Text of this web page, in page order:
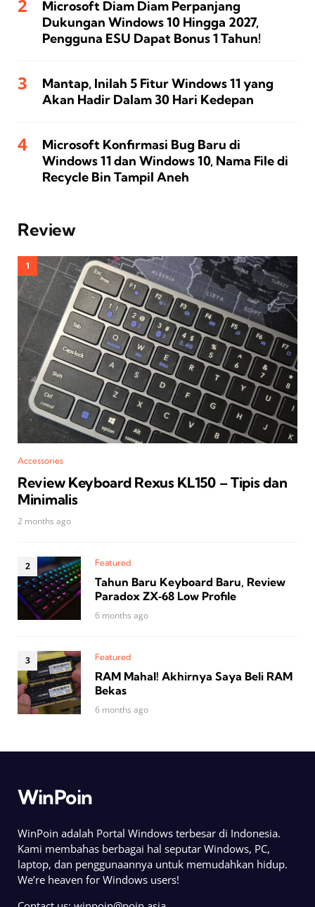
Microsoft Diam Diam Perpanjang
Dukungan Windows 10 Hingga 2027,
Pengguna ESU Dapat Bonus 1 Tahun!
Mantap, Inilah 5 Fitur Windows 11 yang
Akan Hadir Dalam 30 Hari Kedepan
Microsoft Konfirmasi Bug Baru di
Windows 11 dan Windows 10, Nama File di
Recycle Bin Tampil Aneh
Review
Accessories
Review Keyboard Rexus KL150 – Tipis dan
Minimalis
2 months ago
Featured
Tahun Baru Keyboard Baru, Review
Paradox ZX‑68 Low Profile
6 months ago
Featured
RAM Mahal! Akhirnya Saya Beli RAM
Bekas
6 months ago
WinPoin
WinPoin adalah Portal Windows terbesar di Indonesia.
Kami membahas berbagai hal seputar Windows, PC,
laptop, dan penggunaannya untuk memudahkan hidup.
We’re heaven for Windows users!